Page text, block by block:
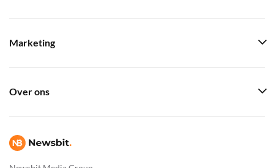
Marketing
Over ons